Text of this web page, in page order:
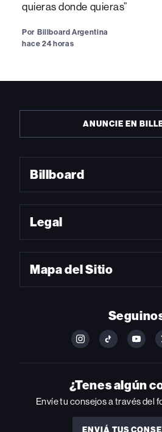
quieras donde quieras”
Por Billboard Argentina
hace 24 horas
ANUNCIE EN
Billboard
Legal
Mapa del Sitio
FOLLOW
ON
INSTAGRAM
FOLLOW
ON
YOUTUBE
ON
YOUTUBE
¿Tenes algún
Envíe tu consejos a través del
ENVIÁ TUS